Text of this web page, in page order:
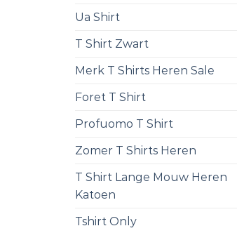
Ua Shirt
T Shirt Zwart
Merk T Shirts Heren Sale
Foret T Shirt
Profuomo T Shirt
Zomer T Shirts Heren
T Shirt Lange Mouw Heren
Katoen
Tshirt Only